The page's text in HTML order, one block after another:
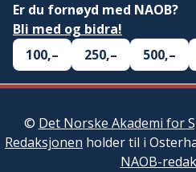
Er du fornøyd med NAOB?
Bli med og bidra!
100,–
250,– 500,–
© Det Norske Akademi for
Redaksjonen holder til i
NAOB-